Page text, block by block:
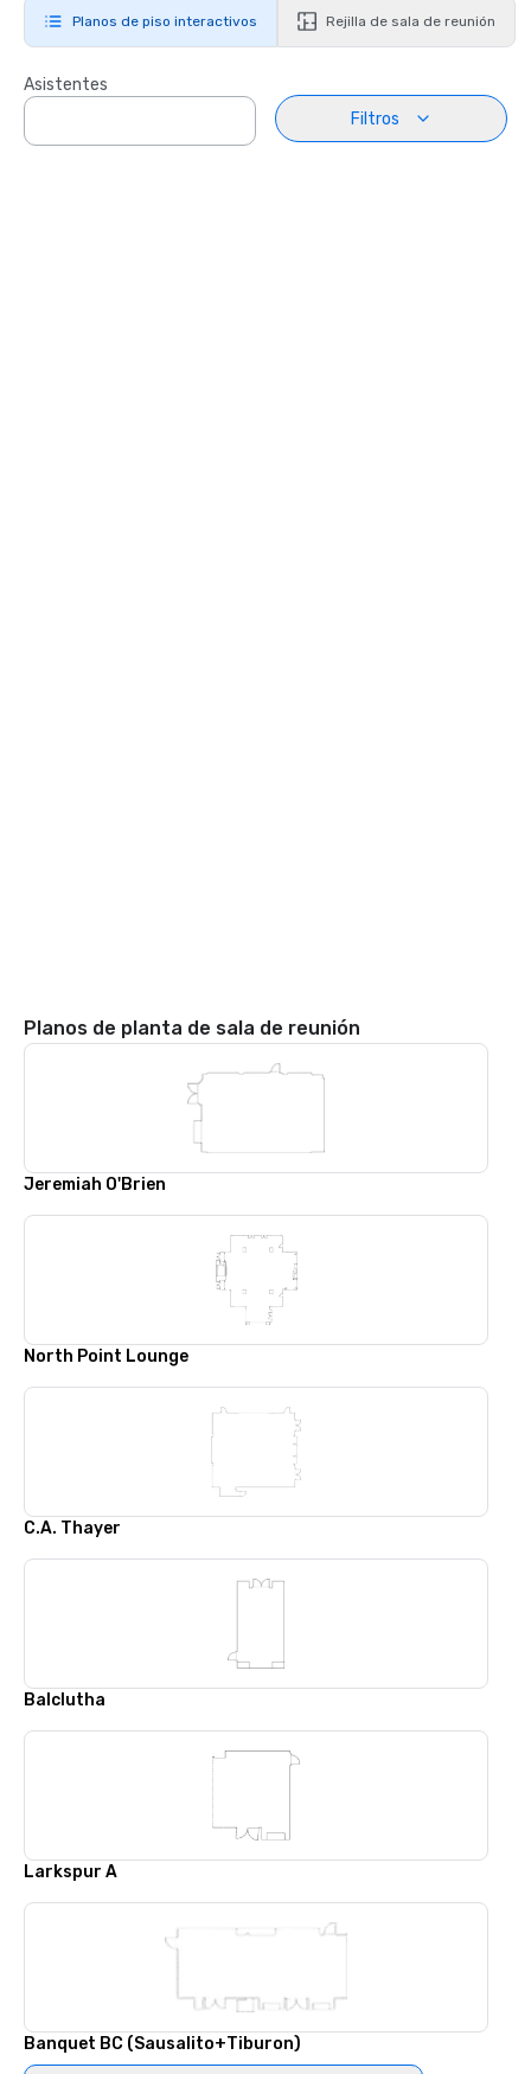
Planos de piso interactivos Rejilla de sala de reunión
Asistentes
Filtros
Planos de planta de sala de reunión
Jeremiah O'Brien
North Point Lounge
C.A. Thayer
Balclutha
Larkspur A
Banquet BC (Sausalito+Tiburon)